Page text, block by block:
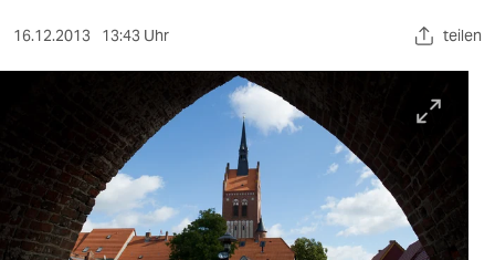
kultur
sport
nord
wahrheit
16.12.2013 13:43 Uhr teilen